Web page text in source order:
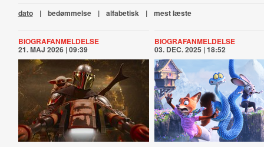
dato | bedømmelse | alfabetisk | mest læste
BIOGRAFANMELDELSE
21. MAJ 2026 | 09:39
BIOGRAFANMELDELSE
03. DEC. 2025 | 18:52